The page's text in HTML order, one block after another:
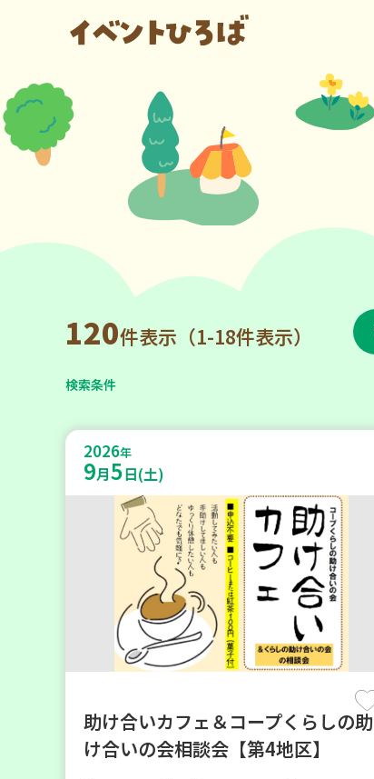
120件表示（1-18件表示）
検索条件
2026年
9月5日(土)
助け合いカフェ＆コープくらしの助
け合いの会相談会【第4地区】